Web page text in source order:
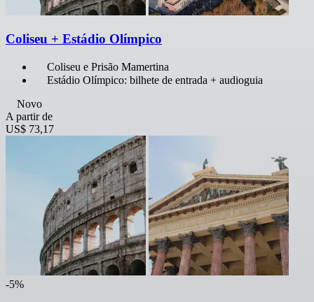
Coliseu + Estádio Olímpico
Coliseu e Prisão Mamertina
Estádio Olímpico: bilhete de entrada + audioguia
Novo
A partir de
US$ 73,17
-5%